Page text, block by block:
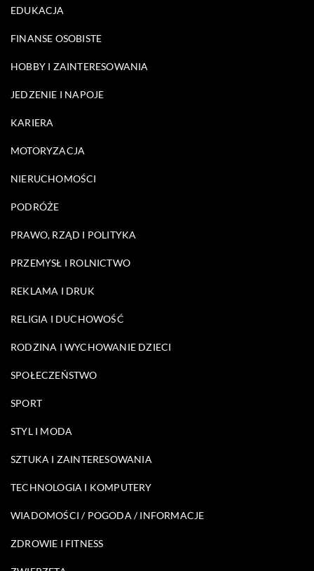
EDUKACJA
FINANSE OSOBISTE
HOBBY I ZAINTERESOWANIA
JEDZENIE I NAPOJE
KARIERA
MOTORYZACJA
NIERUCHOMOŚCI
PODRÓŻE
PRAWO, RZĄD I POLITYKA
PRZEMYSŁ I ROLNICTWO
REKLAMA I DRUK
RELIGIA I DUCHOWOŚĆ
RODZINA I WYCHOWANIE DZIECI
SPOŁECZEŃSTWO
SPORT
STYL I MODA
SZTUKA I ZAINTERESOWANIA
TECHNOLOGIA I KOMPUTERY
WIADOMOŚCI / POGODA / INFORMACJE
ZDROWIE I FITNESS